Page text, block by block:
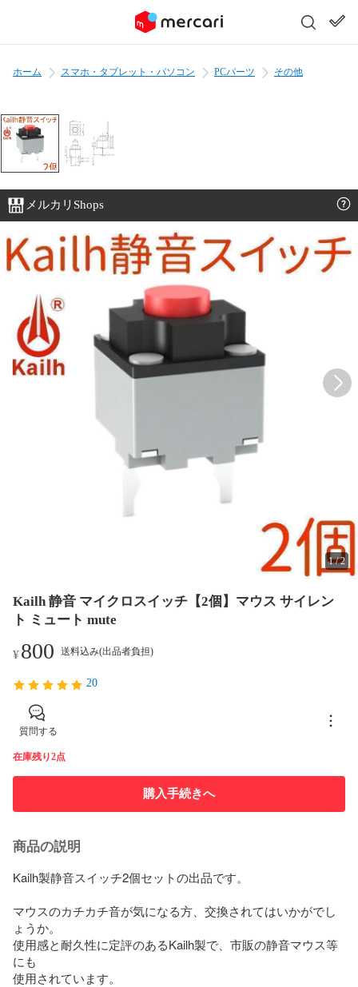
ホーム スマホ・タブレット・パソコン PCパーツ その他
メルカリShops
1/2
Kailh 静音 マイクロスイッチ【2個】マウス サイレン
ト ミュート mute
¥800 送料込み(出品者負担)
20
質問する
在庫残り2点
購入手続きへ
商品の説明
Kailh製静音スイッチ2個セットの出品です。
マウスのカチカチ音が気になる方、交換されてはいかがでし
ょうか。
使用感と耐久性に定評のあるKailh製で、市販の静音マウス等
にも
使用されています。